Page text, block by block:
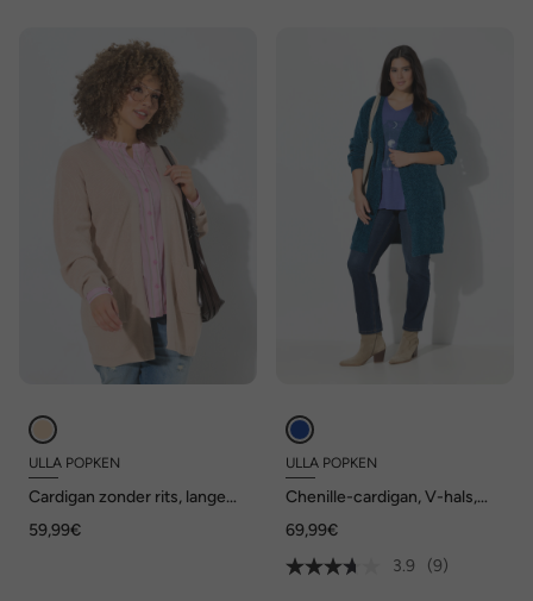
ULLA POPKEN
Cardigan zonder rits, lange
59,99€
ULLA POPKEN
Chenille-cardigan, V-hals,
69,99€
3.9
(9)